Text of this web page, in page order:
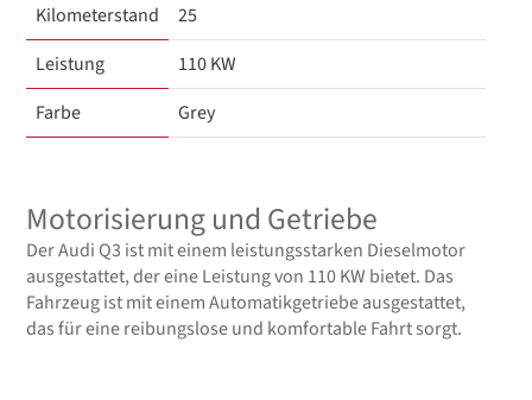
Kilometerstand
25
Leistung
110 KW
Farbe
Grey
Motorisierung und Getriebe
Der Audi Q3 ist mit einem leistungsstarken Dieselmotor
ausgestattet, der eine Leistung von 110 KW bietet. Das
Fahrzeug ist mit einem Automatikgetriebe ausgestattet,
das für eine reibungslose und komfortable Fahrt sorgt.